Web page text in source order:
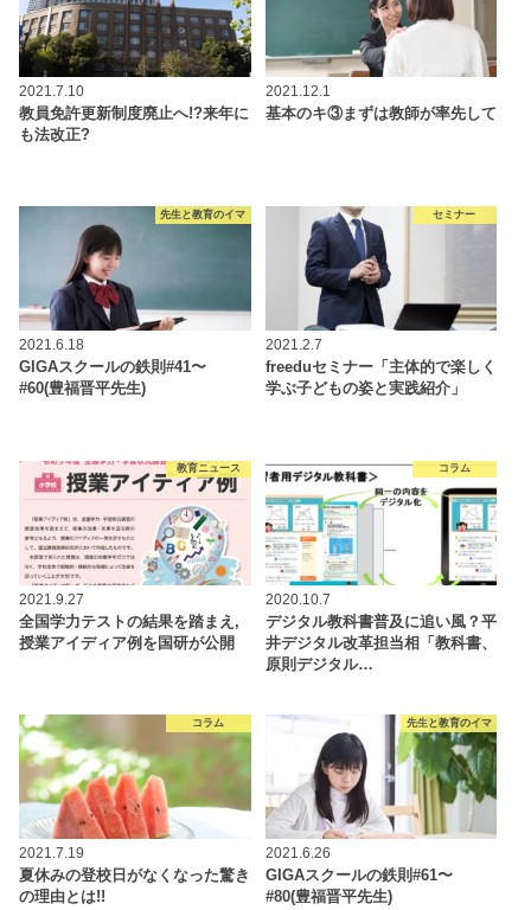
2021.7.10
教員免許更新制度廃止へ!?来年に
も法改正?
2021.12.1
基本のキ③まずは教師が率先して
先生と教育のイマ
2021.6.18
GIGAスクールの鉄則#41〜
#60(豊福晋平先生)
セミナー
2021.2.7
freeduセミナー「主体的で楽しく
学ぶ子どもの姿と実践紹介」
教育ニュース
2021.9.27
全国学力テストの結果を踏まえ,
授業アイディア例を国研が公開
コラム
2020.10.7
デジタル教科書普及に追い風？平
井デジタル改革担当相「教科書、
原則デジタル…
コラム
2021.7.19
夏休みの登校日がなくなった驚き
の理由とは!!
先生と教育のイマ
2021.6.26
GIGAスクールの鉄則#61〜
#80(豊福晋平先生)